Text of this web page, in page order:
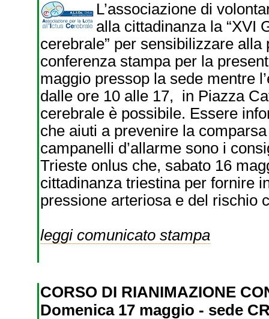
L’associazione di
alla cittadinanza la “XVI
cerebrale” per sensibilizzare
conferenza stampa per la
maggio pressop la sede mentre
dalle ore 10 alle 17, in Piazza
cerebrale è possibile. Essere
che aiuti a prevenire la
campanelli d’allarme sono i
Trieste onlus che, sabato 16
cittadinanza triestina per fornire
pressione arteriosa e del rischio
leggi comunicato stampa
CORSO DI RIANIMAZIONE
Domenica 17 maggio - sede